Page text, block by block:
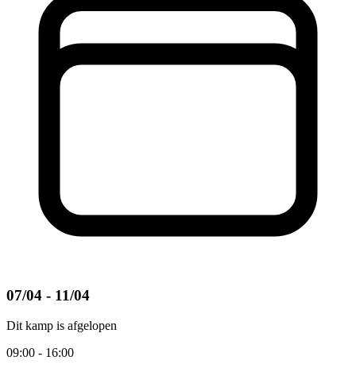
07/04 - 11/04
Dit kamp is afgelopen
09:00 - 16:00